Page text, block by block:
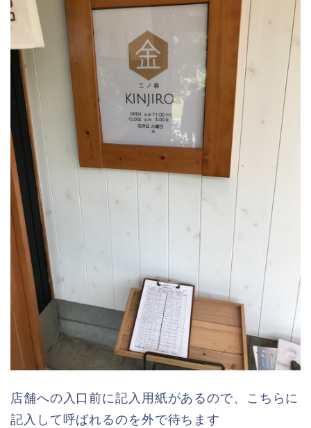
店舗への入口前に記入用紙があるので、こちらに
記入して呼ばれるのを外で待ちます